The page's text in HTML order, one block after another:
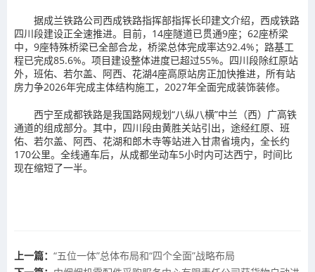
据成兰铁路公司西成铁路指挥部指挥长印建文介绍，西成铁路
四川段建设正全速推进。目前，14座隧道已贯通9座；62座桥梁
中，9座特殊桥梁已全部合龙，桥梁总体完成率达92.4%；路基工
程已完成85.6%。项目建设整体进度已超过55%。四川段除红原站
外，班佑、若尔盖、阿西、花湖4座高原站房正加快推进，所有站
房力争2026年完成主体结构施工，2027年全面完成装饰装修。
西宁至成都铁路是我国路网规划“八纵八横”中兰（西）广高铁
通道的组成部分。其中，四川段由黄胜关站引出，途经红原、班
佑、若尔盖、阿西、花湖和郎木寺等站进入甘肃省境内，全长约
170公里。全线通车后，从成都坐动车5小时内可达西宁，时间比
现在缩短了一半。
上一篇： “五位一体”总体布局和“四个全面”战略布局